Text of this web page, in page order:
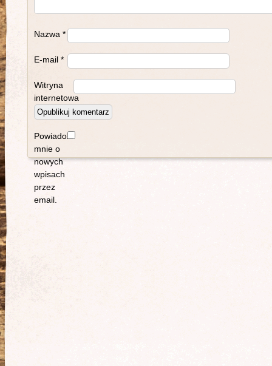
Nazwa *
E-mail *
Witryna
internetowa
Powiadom
mnie o
nowych
wpisach
przez
email.